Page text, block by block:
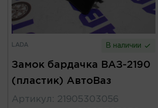
LADA В наличии
Замок бардачка ВАЗ-2190
(пластик) АвтоВаз
Артикул : 21905303056